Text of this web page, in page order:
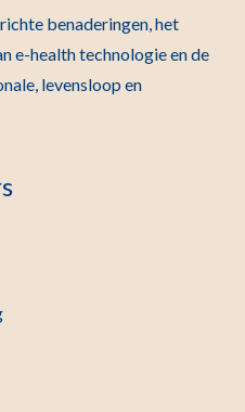
benaderingen, het
e-health technologie en de
levensloop en